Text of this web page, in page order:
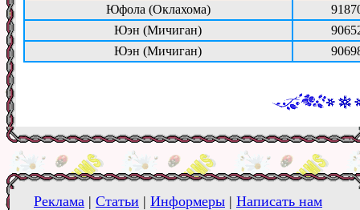
Юфола (Оклахома)
Юэн (Мичиган)
Юэн (Мичиган)
Реклама | Статьи | Информеры | Написать нам